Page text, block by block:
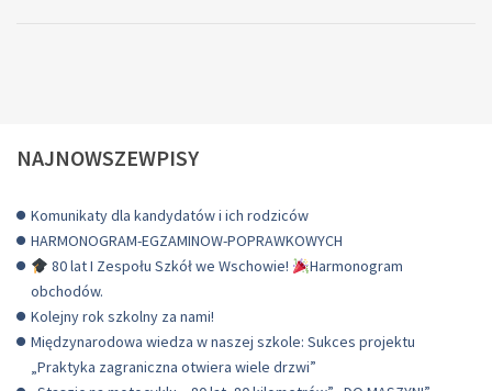
NAJNOWSZEWPISY
Komunikaty dla kandydatów i ich rodziców
HARMONOGRAM-EGZAMINOW-POPRAWKOWYCH
80 lat I Zespołu Szkół we Wschowie!
Harmonogram
obchodów.
Kolejny rok szkolny za nami!
Międzynarodowa wiedza w naszej szkole: Sukces projektu
„Praktyka zagraniczna otwiera wiele drzwi”